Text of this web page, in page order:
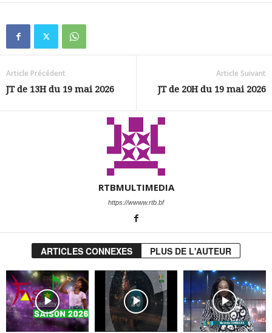
Article Précédent
JT de 13H du 19 mai 2026
Article Suivant
JT de 20H du 19 mai 2026
RTBMULTIMEDIA
https://wwww.rtb.bf
ARTICLES CONNEXES PLUS DE L'AUTEUR